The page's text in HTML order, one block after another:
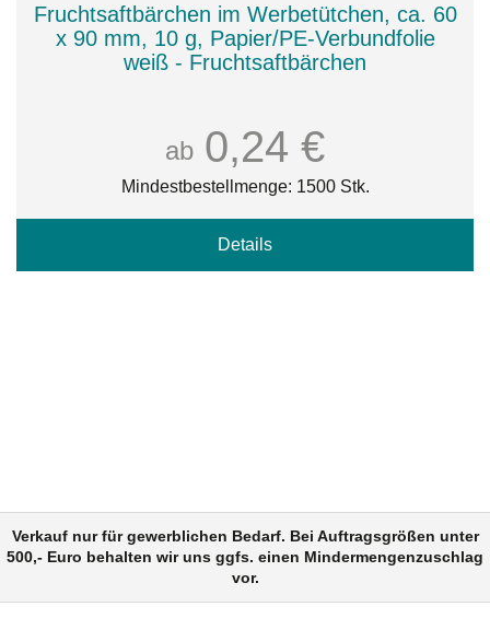
Fruchtsaftbärchen im Werbetütchen, ca. 60
x 90 mm, 10 g, Papier/PE-Verbundfolie
weiß - Fruchtsaftbärchen
ab 0,24 €
Mindestbestellmenge: 1500 Stk.
Details
Verkauf nur für gewerblichen Bedarf. Bei Auftragsgrößen unter
500,- Euro behalten wir uns ggfs. einen Mindermengenzuschlag
vor.